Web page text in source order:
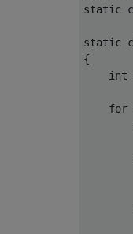
static
static
{
int
for